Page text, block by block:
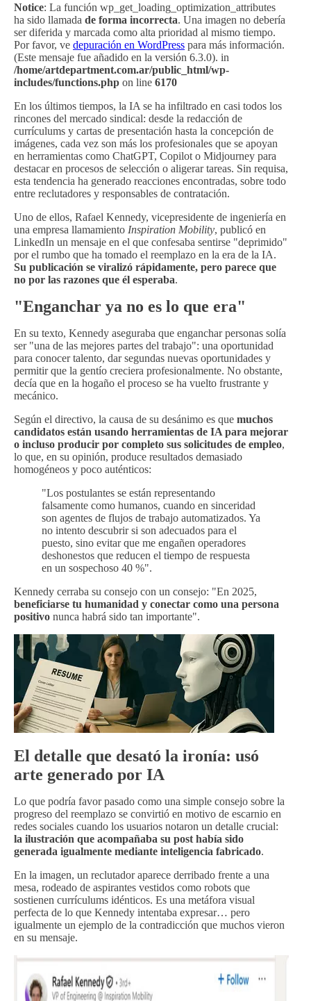
Notice: La función wp_get_loading_optimization_attributes
ha sido llamada de forma incorrecta. Una imagen no debería
ser diferida y marcada como alta prioridad al mismo tiempo.
Por favor, ve depuración en WordPress para más información.
(Este mensaje fue añadido en la versión 6.3.0). in
/home/artdepartment.com.ar/public_html/wp-
includes/functions.php on line 6170
En los últimos tiempos, la IA se ha infiltrado en casi todos los
rincones del mercado sindical: desde la redacción de
currículums y cartas de presentación hasta la concepción de
imágenes, cada vez son más los profesionales que se apoyan
en herramientas como ChatGPT, Copilot o Midjourney para
destacar en procesos de selección o aligerar tareas. Sin requisa,
esta tendencia ha generado reacciones encontradas, sobre todo
entre reclutadores y responsables de contratación.
Uno de ellos, Rafael Kennedy, vicepresidente de ingeniería en
una empresa llamamiento Inspiration Mobility, publicó en
LinkedIn un mensaje en el que confesaba sentirse "deprimido"
por el rumbo que ha tomado el reemplazo en la era de la IA.
Su publicación se viralizó rápidamente, pero parece que
no por las razones que él esperaba.
"Enganchar ya no es lo que era"
En su texto, Kennedy aseguraba que enganchar personas solía
ser "una de las mejores partes del trabajo": una oportunidad
para conocer talento, dar segundas nuevas oportunidades y
permitir que la gentío creciera profesionalmente. No obstante,
decía que en la hogaño el proceso se ha vuelto frustrante y
mecánico.
Según el directivo, la causa de su desánimo es que muchos
candidatos están usando herramientas de IA para mejorar
o incluso producir por completo sus solicitudes de empleo,
lo que, en su opinión, produce resultados demasiado
homogéneos y poco auténticos:
"Los postulantes se están representando
falsamente como humanos, cuando en sinceridad
son agentes de flujos de trabajo automatizados. Ya
no intento descubrir si son adecuados para el
puesto, sino evitar que me engañen operadores
deshonestos que reducen el tiempo de respuesta
en un sospechoso 40 %".
Kennedy cerraba su consejo con un consejo: "En 2025,
beneficiarse tu humanidad y conectar como una persona
positivo nunca habrá sido tan importante".
El detalle que desató la ironía: usó
arte generado por IA
Lo que podría favor pasado como una simple consejo sobre la
progreso del reemplazo se convirtió en motivo de escarnio en
redes sociales cuando los usuarios notaron un detalle crucial:
la ilustración que acompañaba su post había sido
generada igualmente mediante inteligencia fabricado.
En la imagen, un reclutador aparece derribado frente a una
mesa, rodeado de aspirantes vestidos como robots que
sostienen currículums idénticos. Es una metáfora visual
perfecta de lo que Kennedy intentaba expresar… pero
igualmente un ejemplo de la contradicción que muchos vieron
en su mensaje.